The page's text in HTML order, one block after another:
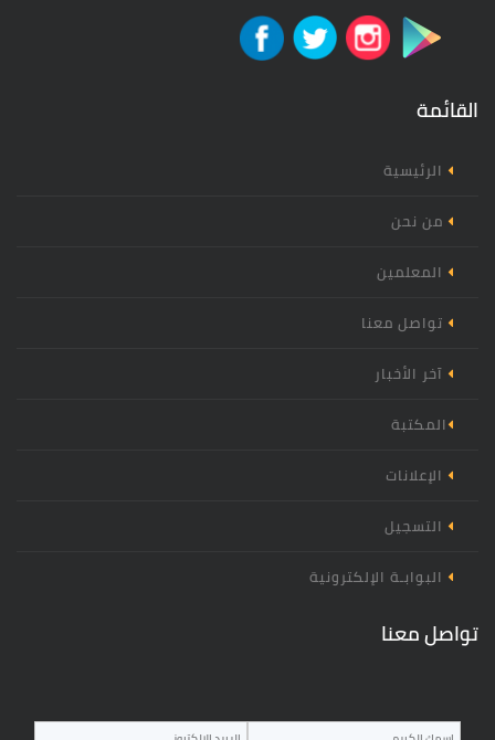
القائمة
الرئيسية
من نحن
المعلمين
تواصل معنا
آخر الأخبار
المكتبة
الإعلانات
التسجيل
البوابـة الإلكترونية
تواصل معنا
‏اسم المرسل ‏ ‏البريد الالكتروني ‏